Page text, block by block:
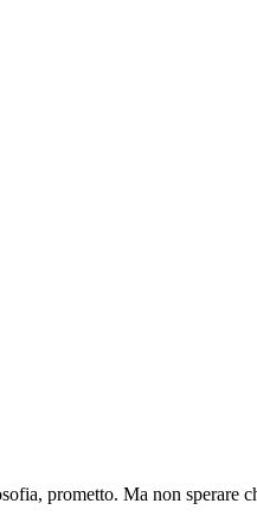
prometto. Ma non